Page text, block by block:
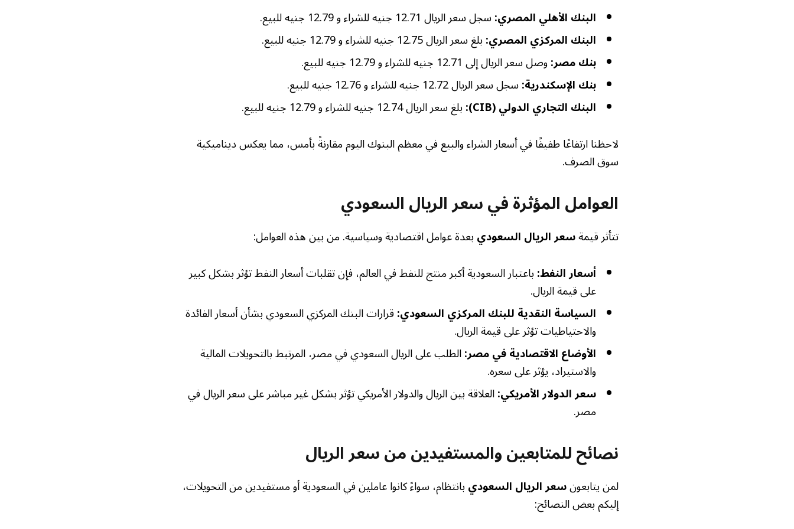
البنك الأهلي المصري:سجل سعر الريال 12.71 جنيه للشراء و 12.79 جنيه للبيع.
البنك المركزي المصري:بلغ سعر الريال 12.75 جنيه للشراء و 12.79 جنيه للبيع.
بنك مصر:وصل سعر الريال إلى 12.71 جنيه للشراء و 12.79 جنيه للبيع.
بنك الإسكندرية:سجل سعر الريال 12.72 جنيه للشراء و 12.76 جنيه للبيع.
البنك التجاري الدولي (CIB):
بلغ سعر الريال 12.74 جنيه للشراء و 12.79 جنيه للبيع.
لاحظنا ارتفاعًا طفيفًا في أسعار الشراء والبيع في معظم البنوك اليوم مقارنةً بأمس، مما يعكس ديناميكية
سوق الصرف.
العوامل المؤثرة في سعر الريال السعودي
تتأثر قيمةسعر الريال السعوديبعدة عوامل اقتصادية وسياسية. من بين هذه العوامل:
أسعار النفط:باعتبار السعودية أكبر منتج للنفط في العالم، فإن تقلبات أسعار النفط تؤثر بشكل كبير
على قيمة الريال.
السياسة النقدية للبنك المركزي السعودي:قرارات البنك المركزي السعودي بشأن أسعار الفائدة
والاحتياطيات تؤثر على قيمة الريال.
الأوضاع الاقتصادية في مصر:الطلب على الريال السعودي في مصر، المرتبط بالتحويلات المالية
والاستيراد، يؤثر على سعره.
سعر الدولار الأمريكي:العلاقة بين الريال والدولار الأمريكي تؤثر بشكل غير مباشر على سعر الريال في
مصر.
نصائح للمتابعين والمستفيدين من سعر الريال
لمن يتابعونسعر الريال السعوديبانتظام، سواءً كانوا عاملين في السعودية أو مستفيدين من التحويلات،
إليكم بعض النصائح: